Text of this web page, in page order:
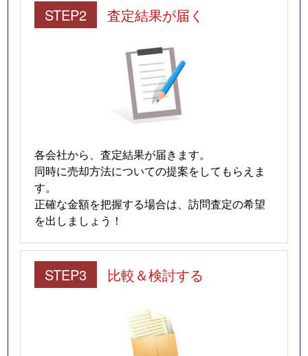
STEP2 査定結果が届く
各会社から、査定結果が届きます。
同時に売却方法についての提案をしてもらえま
す。
正確な金額を把握する場合は、訪問査定の希望
を出しましょう！
STEP3 比較＆検討する